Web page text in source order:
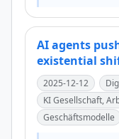
AI agents
existential
2025-12-12
KI Gesellschaft,
Geschäftsmodelle